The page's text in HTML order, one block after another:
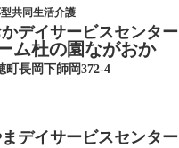
共同生活介護
デイサービスセンター
ム杜の園ながおか
町長岡下師岡372-4
デイサービスセンター